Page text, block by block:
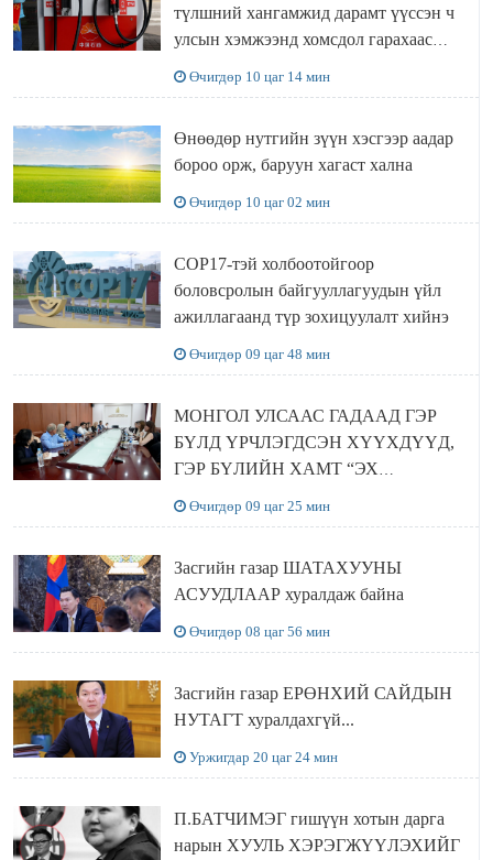
түлшний хангамжид дарамт үүссэн ч
улсын хэмжээнд хомсдол гарахаас
Өчигдөр 10 цаг 14 мин
Өнөөдөр нутгийн зүүн хэсгээр аадар
бороо орж, баруун хагаст хална
Өчигдөр 10 цаг 02 мин
COP17-тэй холбоотойгоор
боловсролын байгууллагуудын үйл
ажиллагаанд түр зохицуулалт хийнэ
Өчигдөр 09 цаг 48 мин
МОНГОЛ УЛСААС ГАДААД ГЭР
БҮЛД ҮРЧЛЭГДСЭН ХҮҮХДҮҮД,
ГЭР БҮЛИЙН ХАМТ “ЭХ
Өчигдөр 09 цаг 25 мин
Засгийн газар ШАТАХУУНЫ
АСУУДЛААР хуралдаж байна
Өчигдөр 08 цаг 56 мин
Засгийн газар ЕРӨНХИЙ САЙДЫН
НУТАГТ хуралдахгүй...
Уржигдар 20 цаг 24 мин
П.БАТЧИМЭГ гишүүн хотын дарга
нарын ХУУЛЬ ХЭРЭГЖҮҮЛЭХИЙГ